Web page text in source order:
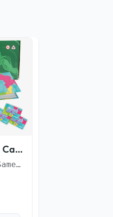
Candy Shopz Cannabis Samen
3 Cannabis Samen + Quellpads & Sticker